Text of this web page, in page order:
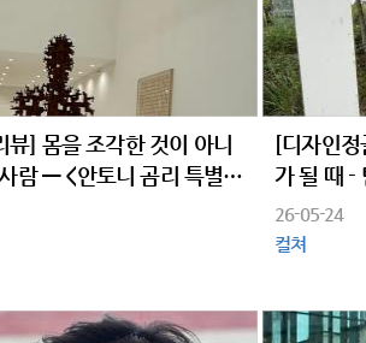
뷰] 몸을 조각한 것이 아니
사람 — <안토니 곰리 특별전
[디자인
가 될 때 -
세계
26-05-24
컬쳐